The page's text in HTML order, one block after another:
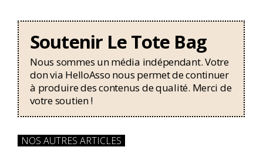
Soutenir Le Tote Bag
Nous sommes un média indépendant. Votre
don via HelloAsso nous permet de continuer
à produire des contenus de qualité. Merci de
votre soutien !
NOS AUTRES ARTICLES